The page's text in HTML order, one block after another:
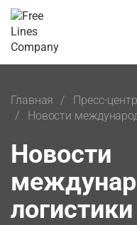
Главная Пресс-центр
Новости
Новости